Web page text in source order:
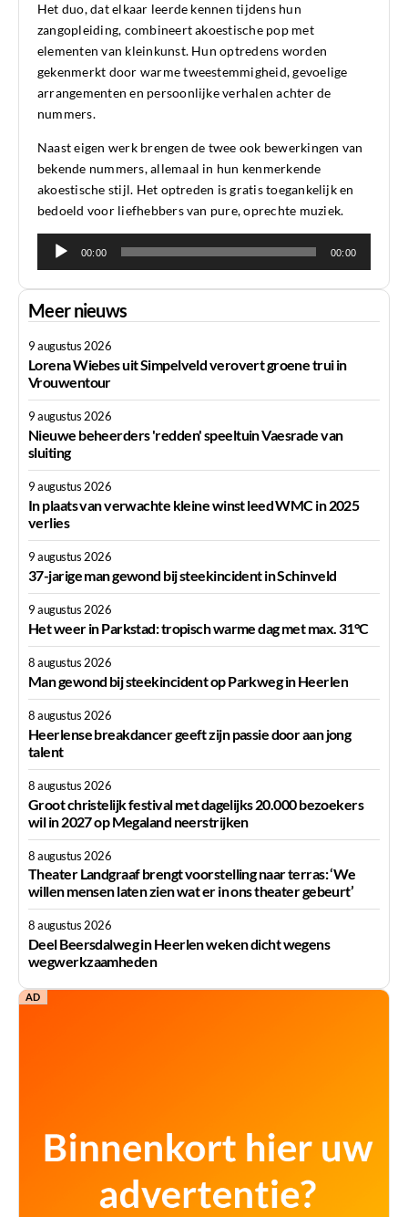
Het duo, dat elkaar leerde kennen tijdens hun
zangopleiding, combineert akoestische pop met
elementen van kleinkunst. Hun optredens worden
gekenmerkt door warme tweestemmigheid, gevoelige
arrangementen en persoonlijke verhalen achter de
nummers.
Naast eigen werk brengen de twee ook bewerkingen van
bekende nummers, allemaal in hun kenmerkende
akoestische stijl. Het optreden is gratis toegankelijk en
bedoeld voor liefhebbers van pure, oprechte muziek.
Audiospeler
00:00 00:00
Meer nieuws
9 augustus 2026
Lorena Wiebes uit Simpelveld verovert groene trui in
Vrouwentour
9 augustus 2026
Nieuwe beheerders 'redden' speeltuin Vaesrade van
sluiting
9 augustus 2026
In plaats van verwachte kleine winst leed WMC in 2025
verlies
9 augustus 2026
37-jarige man gewond bij steekincident in Schinveld
9 augustus 2026
Het weer in Parkstad: tropisch warme dag met max. 31°C
8 augustus 2026
Man gewond bij steekincident op Parkweg in Heerlen
8 augustus 2026
Heerlense breakdancer geeft zijn passie door aan jong
talent
8 augustus 2026
Groot christelijk festival met dagelijks 20.000 bezoekers
wil in 2027 op Megaland neerstrijken
8 augustus 2026
Theater Landgraaf brengt voorstelling naar terras: ‘We
willen mensen laten zien wat er in ons theater gebeurt’
8 augustus 2026
Deel Beersdalweg in Heerlen weken dicht wegens
wegwerkzaamheden
AD